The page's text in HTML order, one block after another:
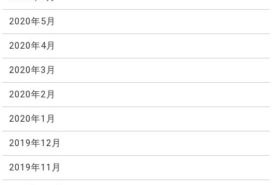
2020年5月
2020年4月
2020年3月
2020年2月
2020年1月
2019年12月
2019年11月